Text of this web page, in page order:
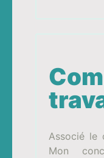
Associé le
Mon